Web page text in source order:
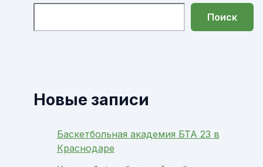
Поиск
Новые записи
Баскетбольная академия БТА 23 в
Краснодаре